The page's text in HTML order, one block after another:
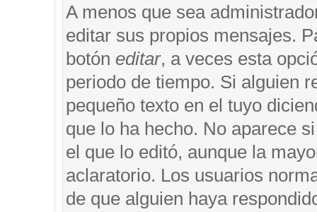
A menos que sea
editar sus propios mensajes.
botón editar, a veces esta
periodo de tiempo. Si alguien
pequeño texto en el tuyo
que lo ha hecho. No aparece
el que lo editó, aunque la
aclaratorio. Los usuarios
de que alguien haya